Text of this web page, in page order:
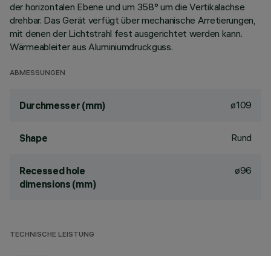
der horizontalen Ebene und um 358° um die Vertikalachse
drehbar. Das Gerät verfügt über mechanische Arretierungen,
mit denen der Lichtstrahl fest ausgerichtet werden kann.
Wärmeableiter aus Aluminiumdruckguss.
ABMESSUNGEN
Durchmesser (mm) ø109
Shape Rund
Recessed hole
dimensions (mm)
ø96
TECHNISCHE LEISTUNG